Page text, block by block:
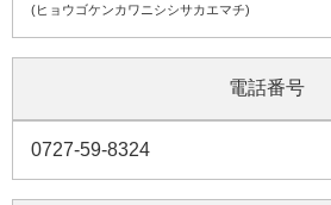
(ヒョウゴケンカワニシシサカエマチ)
電話番号
0727-59-8324